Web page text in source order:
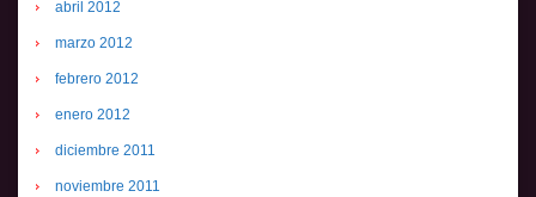
abril 2012
marzo 2012
febrero 2012
enero 2012
diciembre 2011
noviembre 2011